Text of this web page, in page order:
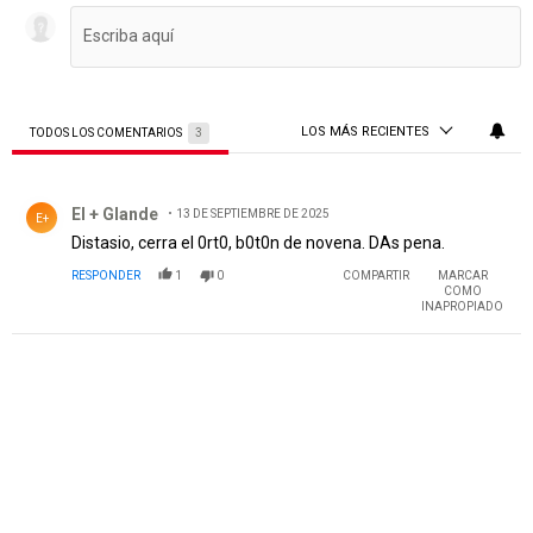
TODOS LOS COMENTARIOS 3 LOS MÁS RECIENTES
E+ El + Glande 13 DE SEPTIEMBRE DE 2025
Distasio, cerra el 0rt0, b0t0n de novena. DAs pena.
RESPONDER 1 0 COMPARTIR
MARCAR
COMO
INAPROPIADO